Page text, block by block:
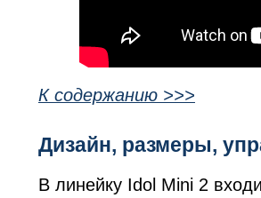
К содержанию >>>
Дизайн, размеры,
В линейку Idol Mini 2